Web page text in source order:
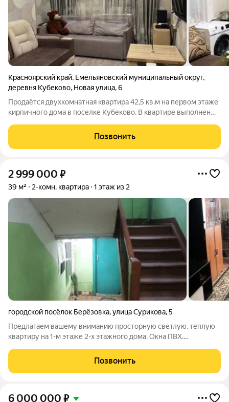
Красноярский край, Емельяновский муниципальный округ,
деревня Кубеково, Новая улица,6
Продаётся двухкомнатная квартира 42,5 кв.м на первом этаже
кирпичного дома в поселке Кубеково. В квартире выполнен
кв.м и совмещённый санузел. Две просторные комнаты.
Продается с мебелью .Готовое
Позвонить
2 999 000 ₽
39 м² 2-комн. квартира 1 этаж из 2
городской посёлок Берёзовка,улица Сурикова,5
Предлагаем вашему вниманию просторную светлую, теплую
квартиру на 1-м этаже 2-х этажного дома. Окна ПВХ.
состоянии. Рядом общеобразовательная школа, детский садик,
остановка общественного
Позвонить
6 000 000 ₽